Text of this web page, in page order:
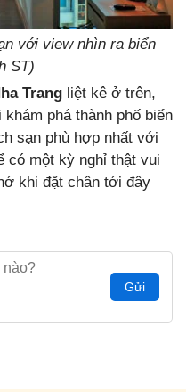
với view nhìn ra biển
ST)
Trang liệt kê ở trên,
phá thành phố biển
sạn phù hợp nhất với
có một kỳ nghỉ thật vui
khi đặt chân tới đây
Gửi